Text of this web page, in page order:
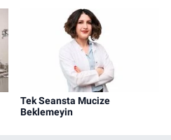
Tek Seansta Mucize
Beklemeyin